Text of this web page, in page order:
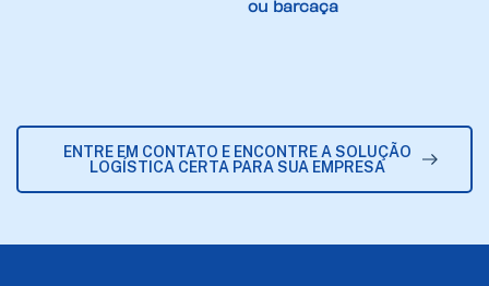
ou barcaça
ENTRE EM CONTATO E ENCONTRE A SOLUÇÃO
LOGÍSTICA CERTA PARA SUA EMPRESA